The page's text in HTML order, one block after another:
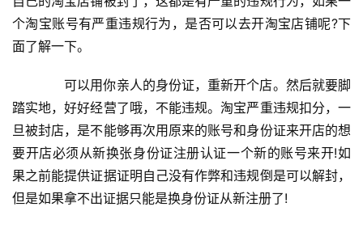
个淘宝账号有严重违规行为，是否可以去开淘宝店铺呢?下
面了解一下。
可以用你亲人的身份证，重新开个店。然后就要脚
踏实地，好好经营了哦，不能违规。淘宝严重违规扣分，一
旦被封店，是不能够再次用原来的账号和身份证来开店的想
要开店必须从新换张身份证注册认证一个新的账号来开!如
果之前能提供证据证明自己没有作弊和违规倒是可以解封，
但是如果拿不出证据只能是换身份证从新注册了!